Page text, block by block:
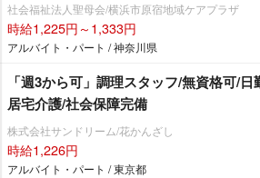
社会福祉法人聖母会/横浜市原宿地域ケアプラザ
時給1,225円～1,333円
アルバイト・パート / 神奈川県
「週3から可」調理スタッフ/無資格可/
居宅介護/社会保障完備
株式会社サンドリーム/花かんざし
時給1,226円
アルバイト・パート / 東京都